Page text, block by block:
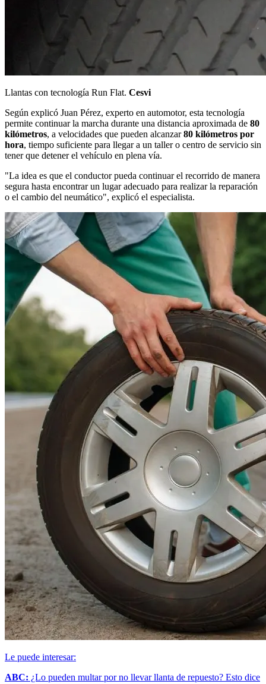
Llantas con tecnología Run Flat. Cesvi
Según explicó Juan Pérez, experto en automotor, esta tecnología
permite continuar la marcha durante una distancia aproximada de 80
kilómetros, a velocidades que pueden alcanzar80 kilómetros por
hora, tiempo suficiente para llegar a un taller o centro de servicio sin
tener que detener el vehículo en plena vía.
"La idea es que el conductor pueda continuar el recorrido de manera
segura hasta encontrar un lugar adecuado para realizar la reparación
o el cambio del neumático", explicó el especialista.
Le puede interesar:
ABC: ¿Lo pueden multar por no llevar llanta de repuesto? Esto dice